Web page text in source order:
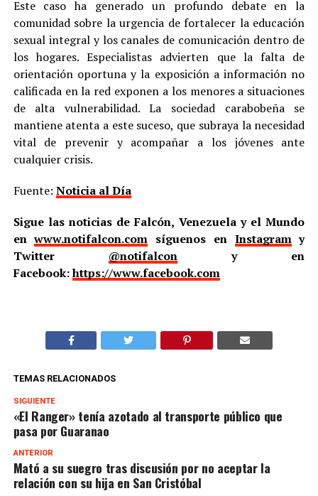
Este caso ha generado un profundo debate en la
comunidad sobre la urgencia de fortalecer la educación
sexual integral y los canales de comunicación dentro de
los hogares. Especialistas advierten que la falta de
orientación oportuna y la exposición a información no
calificada en la red exponen a los menores a situaciones
de alta vulnerabilidad. La sociedad carabobeña se
mantiene atenta a este suceso, que subraya la necesidad
vital de prevenir y acompañar a los jóvenes ante
cualquier crisis.
Fuente: Noticia al Día
Sigue las noticias de Falcón, Venezuela y el Mundo
enwww.notifalcon.com síguenos en Instagramy
Twitter @notifalcony en
Facebook:https://www.facebook.com
TEMAS RELACIONADOS
SIGUIENTE
«El Ranger» tenía azotado al transporte público que
pasa por Guaranao
ANTERIOR
Mató a su suegro tras discusión por no aceptar la
relación con su hija en San Cristóbal